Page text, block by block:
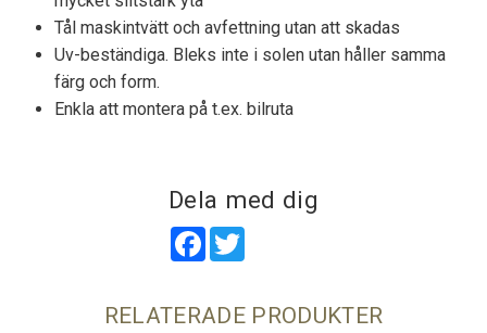
Tål maskintvätt och avfettning utan att skadas
Uv-beständiga. Bleks inte i solen utan håller samma
färg och form.
Enkla att montera på t.ex. bilruta
Dela med dig
Facebook
RELATERADE PRODUKTER